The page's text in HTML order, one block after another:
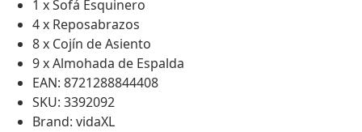
1 x Sofá Esquinero
4 x Reposabrazos
8 x Cojín de Asiento
9 x Almohada de Espalda
EAN: 8721288844408
SKU: 3392092
Brand: vidaXL